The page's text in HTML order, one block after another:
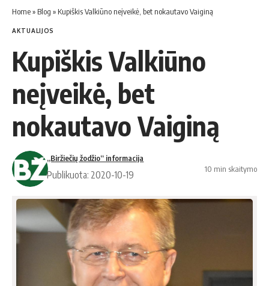
Home» Blog » Kupiškis Valkiūno neįveikė, bet nokautavo Vaiginą
AKTUALIJOS
Kupiškis Valkiūno
neįveikė, bet
nokautavo Vaiginą
„Biržiečių žodžio“ informacija
Publikuota: 2020-10-19
10 min skaitymo